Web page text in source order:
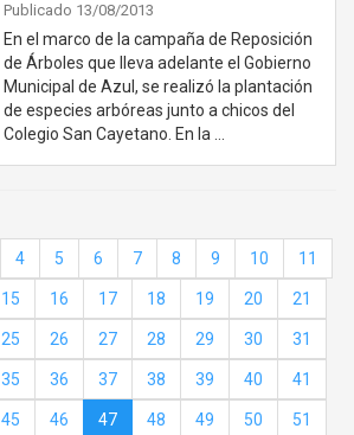
Publicado 13/08/2013
En el marco de la campaña de Reposición
de Árboles que lleva adelante el Gobierno
Municipal de Azul, se realizó la plantación
de especies arbóreas junto a chicos del
Colegio San Cayetano. En la …
4 5 6 7 8 9 10 11
15 16 17 18 19 20 21
25 26 27 28 29 30 31
35 36 37 38 39 40 41
45 46 47 48 49 50 51